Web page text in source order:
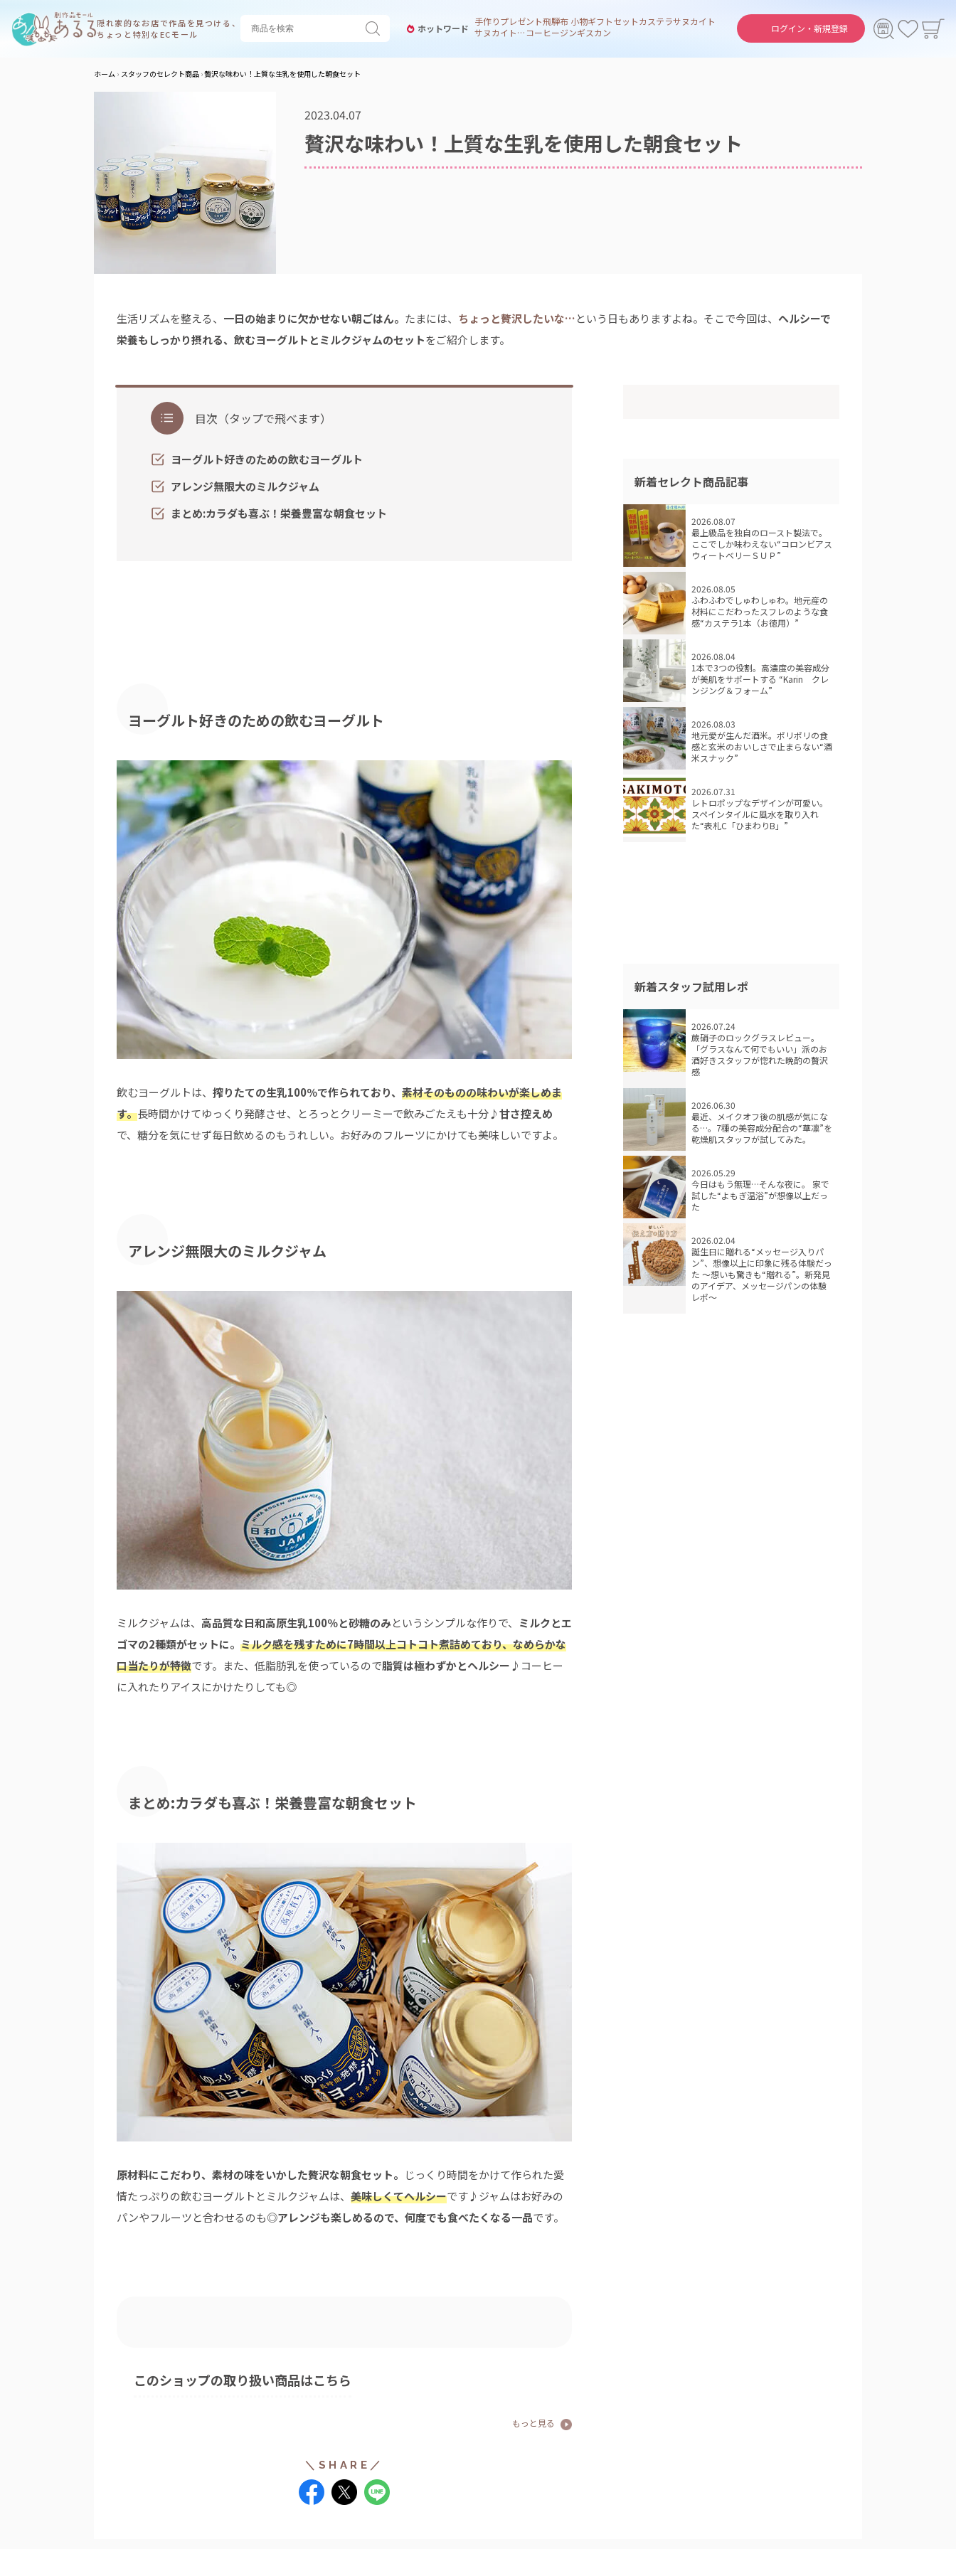
隠れ家的なお店で作品を見つける、
ちょっと特別なECモール
ログイン・ 新規登録
ホットワード
手作りプレゼント飛騨布 小物ギフトセットカステラサヌカイト
サヌカイト 風鈴コーヒージンギスカン
ホーム スタッフのセレクト商品 贅沢な味わい！上質な生乳を使用した朝食セット
2023.04.07
贅沢な味わい！上質な生乳を使用した朝食セット
生活リズムを整える、 一日の始まりに欠かせない朝ごはん。 たまには、 ちょっと贅沢したいな…という日もありますよね。そこで今回は、 ヘルシーで
栄養もしっかり摂れる、飲むヨーグルトとミルクジャムのセットをご紹介します。
目次（タップで飛べます）
ヨーグルト好きのための飲むヨーグルト
アレンジ無限大のミルクジャム
まとめ:カラダも喜ぶ！栄養豊富な朝食セット
ヨーグルト好きのための飲むヨーグルト
飲むヨーグルトは、 搾りたての生乳100％で作られており、 素材そのものの味わいが楽しめま
す。長時間かけてゆっくり発酵させ、とろっとクリーミーで飲みごたえも十分♪甘さ控えめ
で、糖分を気にせず毎日飲めるのもうれしい。お好みのフルーツにかけても美味しいですよ。
アレンジ無限大のミルクジャム
ミルクジャムは、 高品質な日和高原生乳100％と砂糖のみというシンプルな作りで、 ミルクとエ
ゴマの2種類がセットに。 ミルク感を残すために7時間以上コトコト煮詰めており、なめらかな
口当たりが特徴です。また、低脂肪乳を使っているので脂質は極わずかとヘルシー♪ コーヒー
に入れたりアイスにかけたりしても◎
まとめ:カラダも喜ぶ！栄養豊富な朝食セット
原材料にこだわり、素材の味をいかした贅沢な朝食セット。 じっくり時間をかけて作られた愛
情たっぷりの飲むヨーグルトとミルクジャムは、 美味しくてヘルシーです♪ジャムはお好みの
パンやフルーツと合わせるのも◎アレンジも楽しめるので、何度でも食べたくなる一品です。
このショップの取り扱い商品はこちら
もっと見る
新着セレクト商品記事
2026.08.07
最上級品を独自のロースト製法で。
ここでしか味わえない“コロンビアス
ウィートベリーＳＵＰ”
2026.08.05
ふわふわでしゅわしゅわ。地元産の
材料にこだわったスフレのような食
感“カステラ1本（お徳用）”
2026.08.04
1本で3つの役割。高濃度の美容成分
が美肌をサポートする “Karin クレ
ンジング＆フォーム”
2026.08.03
地元愛が生んだ酒米。ポリポリの食
感と玄米のおいしさで止まらない“酒
米スナック”
2026.07.31
レトロポップなデザインが可愛い。
スペインタイルに風水を取り入れ
た“表札C「ひまわりB」”
新着スタッフ試用レポ
2026.07.24
蕨硝子のロックグラスレビュー。
「グラスなんて何でもいい」派のお
酒好きスタッフが惚れた晩酌の贅沢
感
2026.06.30
最近、メイクオフ後の肌感が気にな
る…。7種の美容成分配合の“華凛”を
乾燥肌スタッフが試してみた。
2026.05.29
今日はもう無理…そんな夜に。 家で
試した“よもぎ温浴”が想像以上だっ
た
2026.02.04
誕生日に贈れる“メッセージ入りパ
ン”、想像以上に印象に残る体験だっ
た ～想いも驚きも“贈れる”。新発見
のアイデア、メッセージパンの体験
レポ～